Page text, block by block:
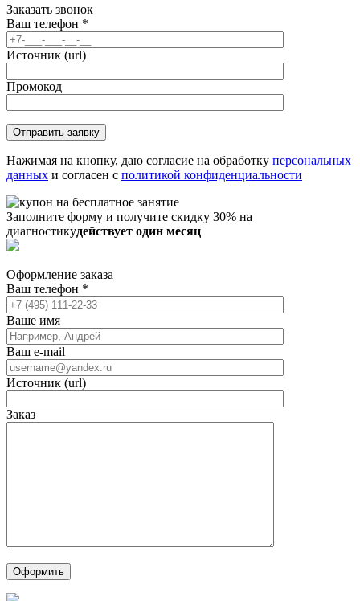
Заказать звонок
Ваш телефон *
Источник (url)
Промокод
Нажимая на кнопку, даю согласие на обработку персональных
данных и согласен с политикой конфиденциальности
Заполните форму и получите скидку 30% на
диагностикудействует один месяц
Оформление заказа
Ваш телефон *
Ваше имя
Ваш e-mail
Источник (url)
Заказ